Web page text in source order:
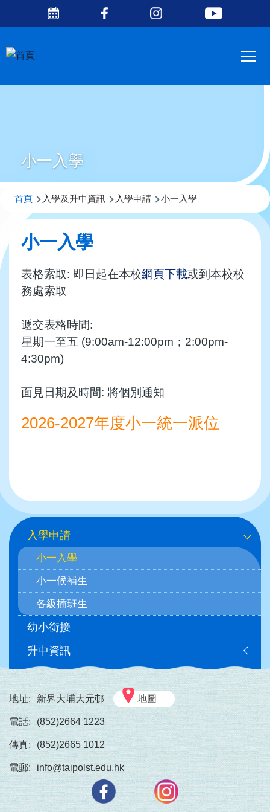
移至主內容
Media
小一入學
導
連
首頁 入學及升中資訊 入學申請 小一入學
小一入學
表格索取: 即日起在本校網頁下載或到本校校
務處索取
遞交表格時間:
星期一至五 (9:00am-12:00pm；2:00pm-
4:30pm)
面見日期及時間: 將個別通知
2026-2027年度小一統一派位
Main
navigation
入學申請
小一入學
小一候補生
各級插班生
幼小銜接
升中資訊
地址: 新界大埔大元邨 地圖
電話: (852)2664 1223
傳真: (852)2665 1012
電郵: info@taipolst.edu.hk